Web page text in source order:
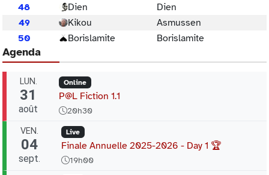
48
Dien
Dien
49
Kikou
Asmussen
50
Borislamite Borislamite
Agenda
LUN.
31
août
Online
P@L Fiction 1.1
20h30
VEN.
04
sept.
Live
Finale Annuelle 2025-2026 - Day 1 🏆
19h00